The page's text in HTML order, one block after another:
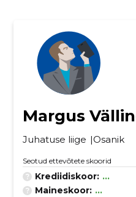
Margus
Juhatuse liige
Osanik
Seotud ettevõtete skoorid
Krediidiskoor: ...
Maineskoor: ...